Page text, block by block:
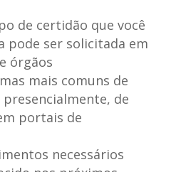
de certidão que você
pode ser solicitada em
órgãos
mais comuns de
de
portais de
necessários